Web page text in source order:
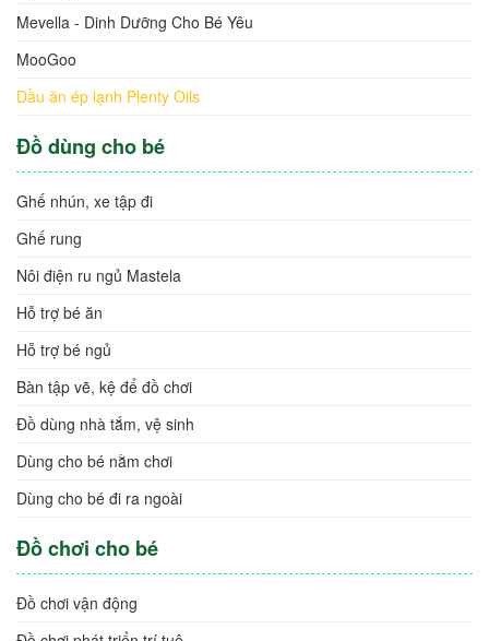
Mevella - Dinh Dưỡng Cho Bé Yêu
MooGoo
Dầu ăn ép lạnh Plenty Oils
Đồ dùng cho bé
Ghế nhún, xe tập đi
Ghế rung
Nôi điện ru ngủ Mastela
Hỗ trợ bé ăn
Hỗ trợ bé ngủ
Bàn tập vẽ, kệ để đồ chơi
Đồ dùng nhà tắm, vệ sinh
Dùng cho bé nằm chơi
Dùng cho bé đi ra ngoài
Đồ chơi cho bé
Đồ chơi vận động